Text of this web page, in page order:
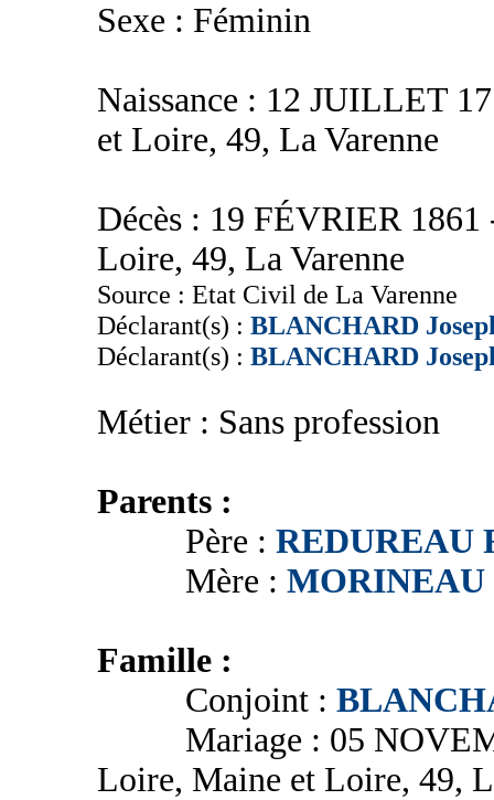
Sexe : Féminin
Naissance : 12 JUILLET
et Loire, 49, La Varenne
Décès : 19 FÉVRIER
Loire, 49, La Varenne
Source : Etat Civil de La Varenne
Déclarant(s) : BLANCHARD
Déclarant(s) : BLANCHARD
Métier : Sans profession
Parents :
Père : REDUREAU
Mère :
Famille :
Conjoint :
Mariage : 05
Loire, Maine et Loire, 49,